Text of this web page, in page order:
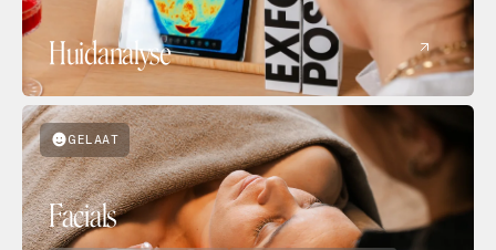
Huidanalyse
GELAAT
Facials